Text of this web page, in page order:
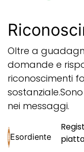
Oltre a
domande e
riconoscimenti
sostanziale.
nei messaggi.
Esordiente